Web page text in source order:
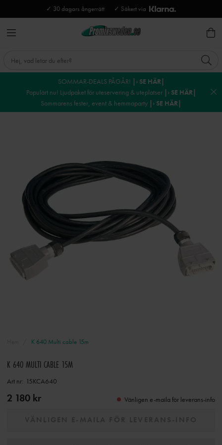
✓ 30 dagars ångerrätt ✓ Säkert via
SOMMAR-DEALS PÅGÅR! |› SE HÄR|
Populärt nu! Ljudpaket för uteservering & uteplatser |› SE HÄR|
Sommarens fester, event & hemmaparty |› SE HÄR|
K 640 Multi cable 15m
K 640 MULTI CABLE 15M
Art nr: 15KCA640
2 180 kr Vänligen e-maila för leverans-info